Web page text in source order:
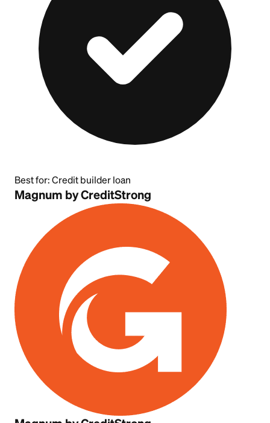
Best for: Credit builder loan
Magnum by CreditStrong